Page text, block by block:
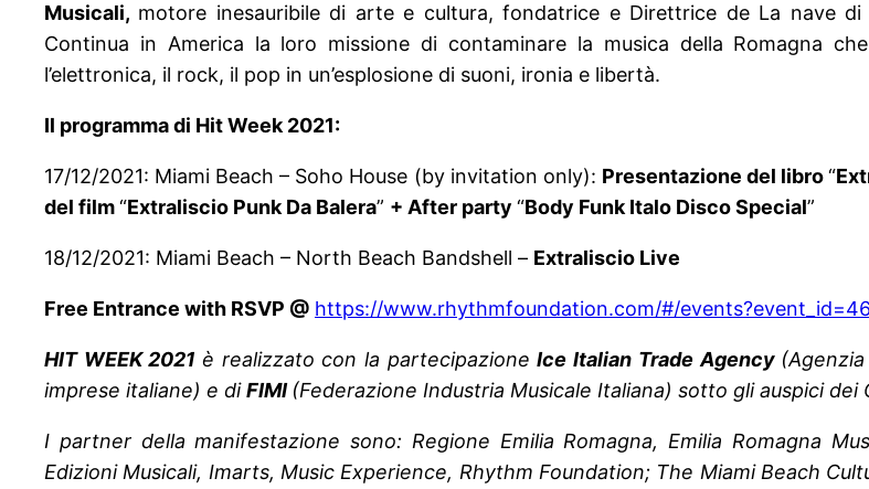
Musicali, motore inesauribile di arte e cultura, fondatrice e Direttrice de La nave di
Continua in America la loro missione di contaminare la musica della Romagna
l’elettronica, il rock, il pop in un’esplosione di suoni, ironia e libertà.
Il programma di Hit Week 2021:
17/12/2021: Miami Beach – Soho House (by invitation only): Presentazione del libro“
del film“Extraliscio Punk Da Balera” + After party “Body Funk Italo Disco Special”
18/12/2021: Miami Beach – North Beach Bandshell – Extraliscio Live
Free Entrance with RSVP @ https://www.rhythmfoundation.com/#/
HIT WEEK 2021è realizzato con la partecipazioneIce Italian Trade Agency
imprese italiane) e diFIMI (Federazione Industria Musicale Italiana) sotto gli auspici dei
I partner della manifestazione sono: Regione Emilia Romagna, Emilia Romagna
Edizioni Musicali, Imarts, Music Experience, Rhythm Foundation; The Miami Beach